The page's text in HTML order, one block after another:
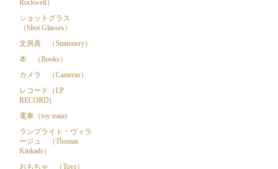
Rockwell）
ショットグラス
（Shot Glasses）
文房具 （Stationery）
本 （Books）
カメラ （Cameras）
レコード（LP
RECORD)
電車（toy train)
ランプライト・ヴィラ
ージュ （Thomas
Kinkade）
おもちゃ （Toys）